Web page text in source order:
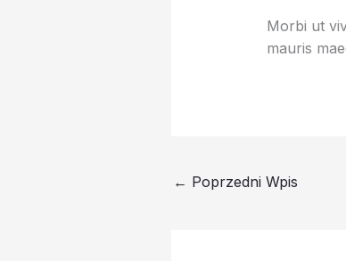
Morbi ut
mauris
← Poprzedni Wpis